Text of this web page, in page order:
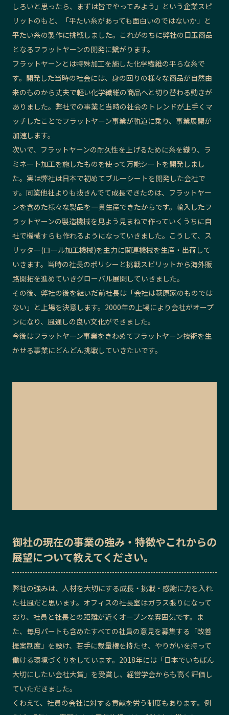
しろいと思ったら、まずは皆でやってみよう」という企業スピ
リットのもと、「平たい糸があっても面白いのではないか」と
平たい糸の製作に挑戦しました。これがのちに弊社の目玉商品
となるフラットヤーンの開発に繋がります。
フラットヤーンとは特殊加工を施した化学繊維の平らな糸で
す。開発した当時の社会には、身の回りの様々な商品が自然由
来のものから丈夫で軽い化学繊維の商品へと切り替わる動きが
ありました。弊社での事業と当時の社会のトレンドが上手くマ
ッチしたことでフラットヤーン事業が軌道に乗り、事業展開が
加速します。
次いで、フラットヤーンの耐久性を上げるために糸を織り、ラ
ミネート加工を施したものを使って万能シートを開発しまし
た。実は弊社は日本で初めてブルーシートを開発した会社で
す。同業他社よりも抜きんでて成長できたのは、フラットヤー
ンを含めた様々な製品を一貫生産できたからです。輸入したフ
ラットヤーンの製造機械を見よう見まねで作っていくうちに自
社で機械すらも作れるようになっていきました。こうして、ス
リッター(ロール加工機械)を主力に関連機械を生産・出荷して
いきます。当時の社長のポリシーと挑戦スピリットから海外販
路開拓を進めていきグローバル展開していきました。
その後、弊社の後を継いだ前社長は「会社は萩原家のものでは
ない」と上場を決意します。2000年の上場により会社がオープ
ンになり、 風通しの良い文化ができました。
今後はフラットヤーン事業をきわめてフラットヤーン技術を生
かせる事業にどんどん挑戦していきたいです。
御社の現在の事業の強み・特徴やこれからの
展望について教えてください。
弊社の強みは、人材を大切にする成長・挑戦・感謝に力を入れ
た社風だと思います。オフィスの社長室はガラス張りになって
おり、社員と社長との距離が近くオープンな雰囲気です。ま
た、毎月パートも含めたすべての社員の意見を募集する「改善
提案制度」を設け、若手に裁量権を持たせ、やりがいを持って
働ける環境づくりをしています。2018年には「日本でいちばん
大切にしたい会社大賞」を受賞し、経営学会からも高く評価し
ていただきました。
くわえて、社員の会社に対する貢献を労う制度もあります。例